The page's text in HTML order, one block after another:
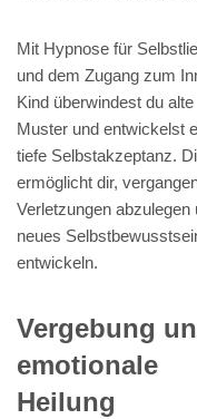
Mit Hypnose für
und dem Zugang zum
Kind überwindest du alte
Muster und entwickelst
tiefe Selbstakzeptanz.
ermöglicht dir,
Verletzungen abzulegen
neues
entwickeln.
Vergebung
emotionale
Heilung